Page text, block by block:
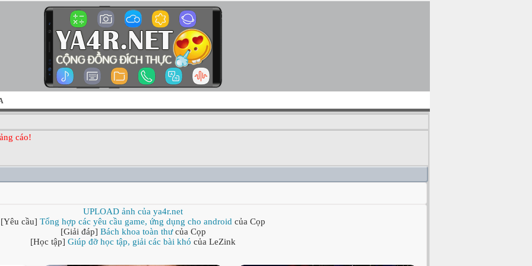
cáo!
UPLOAD ảnh của ya4r.net
[Yêu cầu] Tổng hợp các yêu cầu game, ứng dụng cho android của Cọp
[Giải đáp] Bách khoa toàn thưcủa Cọp
[Học tập] Giúp đỡ học tập, giải các bài khó của LeZink